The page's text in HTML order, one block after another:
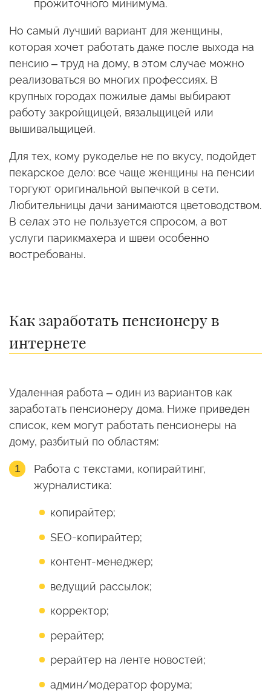
прожиточного минимума.
Но самый лучший вариант для женщины,
которая хочет работать даже после выхода на
пенсию – труд на дому, в этом случае можно
реализоваться во многих профессиях. В
крупных городах пожилые дамы выбирают
работу закройщицей, вязальщицей или
вышивальщицей.
Для тех, кому рукоделье не по вкусу, подойдет
пекарское дело: все чаще женщины на пенсии
торгуют оригинальной выпечкой в сети.
Любительницы дачи занимаются цветоводством.
В селах это не пользуется спросом, а вот
услуги парикмахера и швеи особенно
востребованы.
Как заработать пенсионеру в
интернете
Удаленная работа – один из вариантов как
заработать пенсионеру дома. Ниже приведен
список, кем могут работать пенсионеры на
дому, разбитый по областям:
Работа с текстами, копирайтинг,
журналистика:
копирайтер;
SEO-копирайтер;
контент-менеджер;
ведущий рассылок;
корректор;
рерайтер;
рерайтер на ленте новостей;
админ/модератор форума;